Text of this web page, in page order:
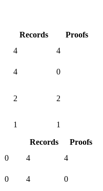
Records
Proofs
4 4
4 0
2 2
1
1
Records
Proofs
0 4 4
0 4 0